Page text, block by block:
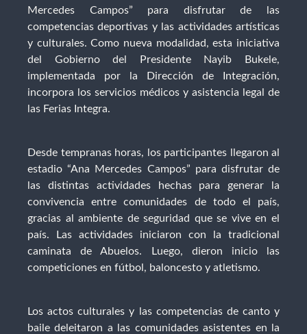
Mercedes Campos” para disfrutar de las
competencias deportivas y las actividades artísticas
y culturales. Como nueva modalidad, esta iniciativa
del Gobierno del Presidente Nayib Bukele,
implementada por la Dirección de Integración,
incorpora los servicios médicos y asistencia legal de
las Ferias Integra.
Desde tempranas horas, los participantes llegaron al
estadio “Ana Mercedes Campos” para disfrutar de
las distintas actividades hechas para generar la
convivencia entre comunidades de todo el país,
gracias al ambiente de seguridad que se vive en el
país. Las actividades iniciaron con la tradicional
caminata de Abuelos. Luego, dieron inicio las
competiciones en fútbol, baloncesto y atletismo.
Los actos culturales y las competencias de canto y
baile deleitaron a las comunidades asistentes en la